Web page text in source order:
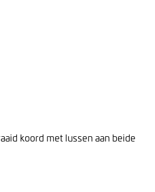
koord met lussen aan beide